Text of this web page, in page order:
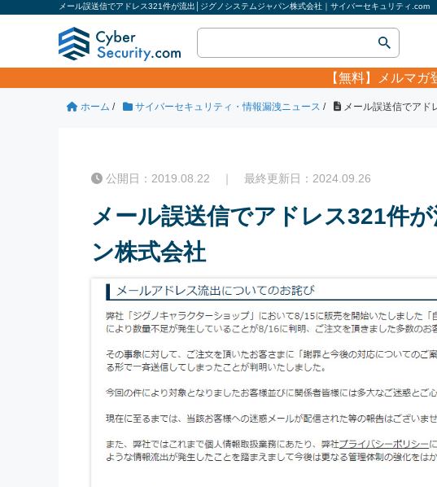
メール誤送信でアドレス321件が流出│ジグノシステムジャパン株式会社｜サイバーセキュリティ.com
【無料】 メルマガ
ホーム / サイバーセキュリティ・情報漏洩ニュース / メール誤送信でアド
公開日：2019.08.22 ｜ 最終更新日：2024.09.26
メール誤送信でアドレス321件
ン株式会社